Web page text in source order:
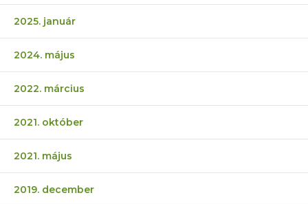
2025. január
2024. május
2022. március
2021. október
2021. május
2019. december